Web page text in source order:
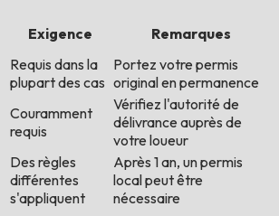
Exigence
Remarques
Requis dans la
plupart des cas
Portez votre permis
original en permanence
Couramment
requis
Vérifiez l'autorité de
délivrance auprès de
votre loueur
Des règles
différentes
s'appliquent
Après 1 an, un permis
local peut être
nécessaire